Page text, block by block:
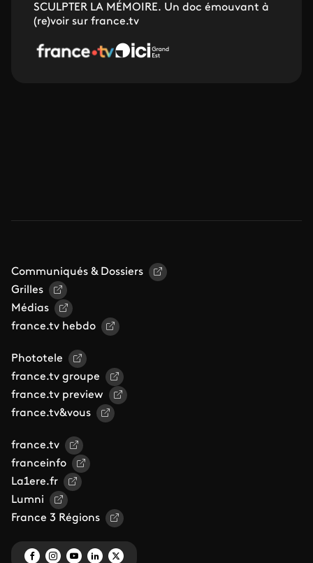
SCULPTER LA MÉMOIRE. Un doc émouvant à
(re)voir sur france.tv
Communiqués & Dossiers
Grilles
Médias
france.tv hebdo
Phototele
france.tv groupe
france.tv preview
france.tv&vous
france.tv
franceinfo
La1ere.fr
Lumni
France 3 Régions